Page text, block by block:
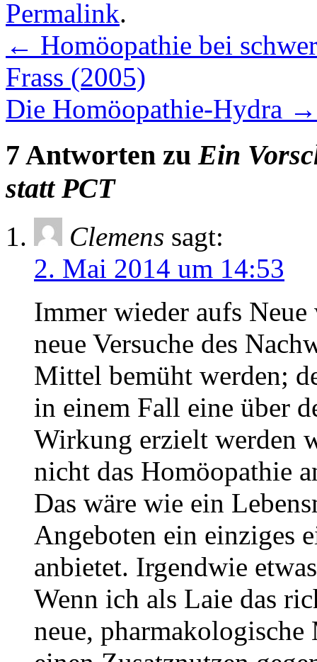
Permalink.
← Homöopathie bei
Frass (2005)
Die Homöopathie-Hydra →
7 Antworten zu Ein
statt PCT
Clemens sagt:
2. Mai 2014 um 14:53
Immer wieder aufs
neue Versuche des
Mittel bemüht werden;
in einem Fall eine über
Wirkung erzielt werden
nicht das Homöopathie
Das wäre wie ein
Angeboten ein einziges
anbietet. Irgendwie
Wenn ich als Laie das
neue,